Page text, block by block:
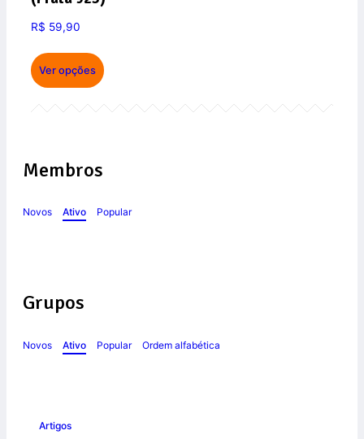
R$ 59,90
Ver opções
Membros
Novos Ativo Popular
Grupos
Novos Ativo Popular Ordem alfabética
Artigos